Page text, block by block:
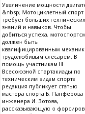
Увеличение мощности
&nbsp; Мотоциклетный спорт
требует больших технических
знаний и навыков. Чтобы
добиться успеха,
должен быть
квалифицированным
трудолюбивым слесарем. В
помощь участникам III
Всесоюзной спартакиады по
техническим видам спорта
редакция публикует статью
мастера спорта Б. Панферова
инженера И. Зотова,
рассказывающую о